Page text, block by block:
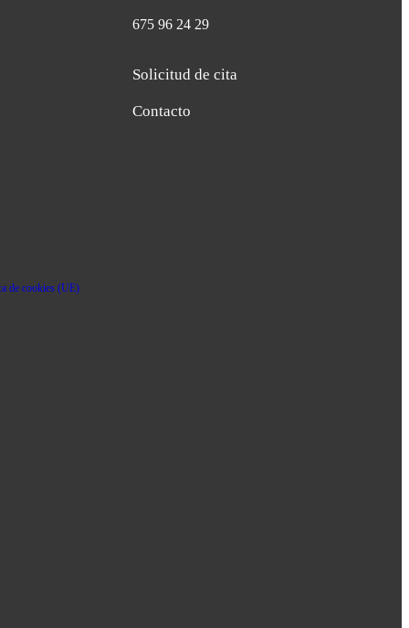
675 96 24 29
Solicitud de cita
Contacto
de cookies (UE)